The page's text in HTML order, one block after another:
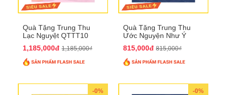
Quà Tặng Trung Thu
Lạc Nguyệt QTTT10
1,185,000đ 1,185,000₫
Quà Tặng Trung Thu
Ước Nguyện Như Ý
815,000đ 815,000₫
-0% -0%